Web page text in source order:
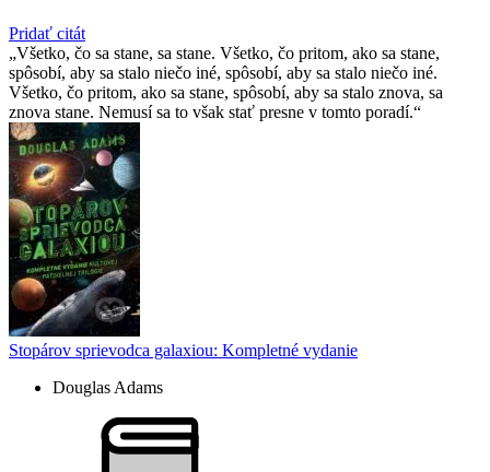
Pridať citát
Všetko, čo sa stane, sa stane. Všetko, čo pritom, ako sa stane,
spôsobí, aby sa stalo niečo iné, spôsobí, aby sa stalo niečo iné.
Všetko, čo pritom, ako sa stane, spôsobí, aby sa stalo znova, sa
znova stane. Nemusí sa to však stať presne v tomto poradí.
Stopárov sprievodca galaxiou: Kompletné vydanie
Douglas Adams